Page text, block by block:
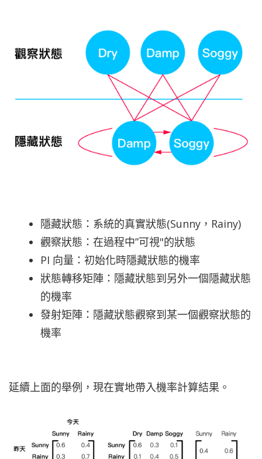
隱藏狀態：系統的真實狀態(Sunny，Rainy)
觀察狀態：在過程中”可視"的狀態
PI 向量：初始化時隱藏狀態的機率
狀態轉移矩陣：隱藏狀態到另外一個隱藏狀態
的機率
發射矩陣：隱藏狀態觀察到某一個觀察狀態的
機率
延續上面的舉例，現在實地帶入機率計算結果。